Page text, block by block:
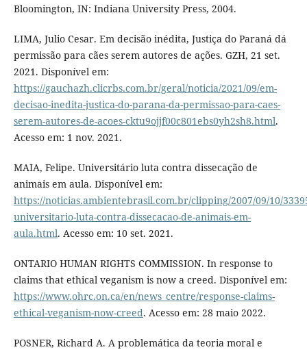
Bloomington, IN: Indiana University Press, 2004.
LIMA, Julio Cesar. Em decisão inédita, Justiça do Paraná dá
permissão para cães serem autores de ações. GZH, 21 set.
2021. Disponível em:
https://gauchazh.clicrbs.com.br/geral/noticia/2021/09/em-
decisao-inedita-justica-do-parana-da-permissao-para-caes-
serem-autores-de-acoes-cktu9ojjf00c801ebs0yh2sh8.html.
Acesso em: 1 nov. 2021.
MAIA, Felipe. Universitário luta contra dissecação de
animais em aula. Disponível em:
https://noticias.ambientebrasil.com.br/clipping/2007/09/10/
universitario-luta-contra-dissecacao-de-animais-em-
aula.html. Acesso em: 10 set. 2021.
ONTARIO HUMAN RIGHTS COMMISSION. In response to
claims that ethical veganism is now a creed. Disponível em:
https://www.ohrc.on.ca/en/news_centre/response-claims-
ethical-veganism-now-creed. Acesso em: 28 maio 2022.
POSNER, Richard A. A problemática da teoria moral e